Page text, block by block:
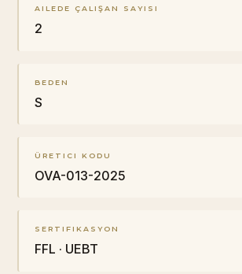
AILEDE ÇALIŞAN SAYISI
2
BEDEN
S
ÜRETICI KODU
OVA-013-2025
SERTIFIKASYON
FFL · UEBT